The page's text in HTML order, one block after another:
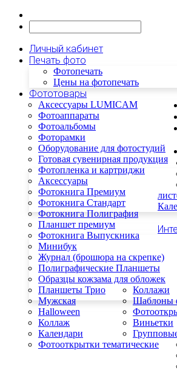
Личный кабинет
Печать фото
Фотопечать
Цены на фотопечать
Фототовары
Аксессуары LUMICAM
Фотоаппараты
Фотоальбомы
Фоторамки
Оборудование для фотостудий
Готовая сувенирная продукция
Фотопленка и картриджи
Аксессуары
Фотокнига Премиум
Фотокнига Стандарт
Фотокнига Полиграфия
Планшет премиум
Фотокнига Выпускника
Минибук
Журнал (брошюра на скрепке)
Полиграфические Планшеты
Образцы кожзама для обложек
Планшеты Трио
Мужская
Halloween
Коллаж
Календари
Коллажи
Шаблоны
Виньетки
Фотооткрытки тематические